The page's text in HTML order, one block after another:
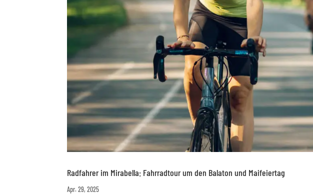
Radfahrer im Mirabella: Fahrradtour um den Balaton und Maifeiertag
Apr. 29, 2025